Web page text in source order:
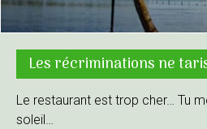
Les récriminations ne
Le restaurant est trop cher… Tu
soleil…